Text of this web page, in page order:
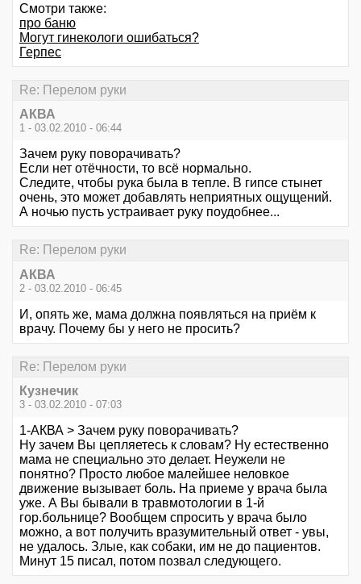
Смотри также:
про баню
Могут гинекологи ошибаться?
Герпес
Re: Перелом руки
АКВА
1 - 03.02.2010 - 06:44
Зачем руку поворачивать?
Если нет отёчности, то всё нормально.
Следите, чтобы рука была в тепле. В гипсе стынет
очень, это может добавлять неприятных ощущений.
А ночью пусть устраивает руку поудобнее...
Re: Перелом руки
АКВА
2 - 03.02.2010 - 06:45
И, опять же, мама должна появляться на приём к
врачу. Почему бы у него не просить?
Re: Перелом руки
Кузнечик
3 - 03.02.2010 - 07:03
1-АКВА > Зачем руку поворачивать?
Ну зачем Вы цепляетесь к словам? Ну естественно
мама не специально это делает. Неужели не
понятно? Просто любое малейшее неловкое
движение вызывает боль. На приеме у врача была
уже. А Вы бывали в травмотологии в 1-й
гор.больнице? Вообщем спросить у врача было
можно, а вот получить вразумительный ответ - увы,
не удалось. Злые, как собаки, им не до пациентов.
Минут 15 писал, потом позвал следующего.